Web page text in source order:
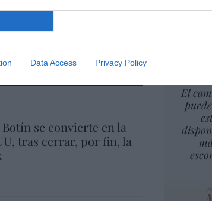
Data Access Privacy Policy
se convierte en la
tras cerrar, por fin, la
El